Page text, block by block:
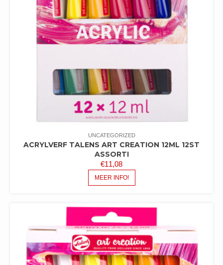
UNCATEGORIZED
ACRYLVERF TALENS ART CREATION 12ML 12ST
ASSORTI
€11,08
MEER INFO!